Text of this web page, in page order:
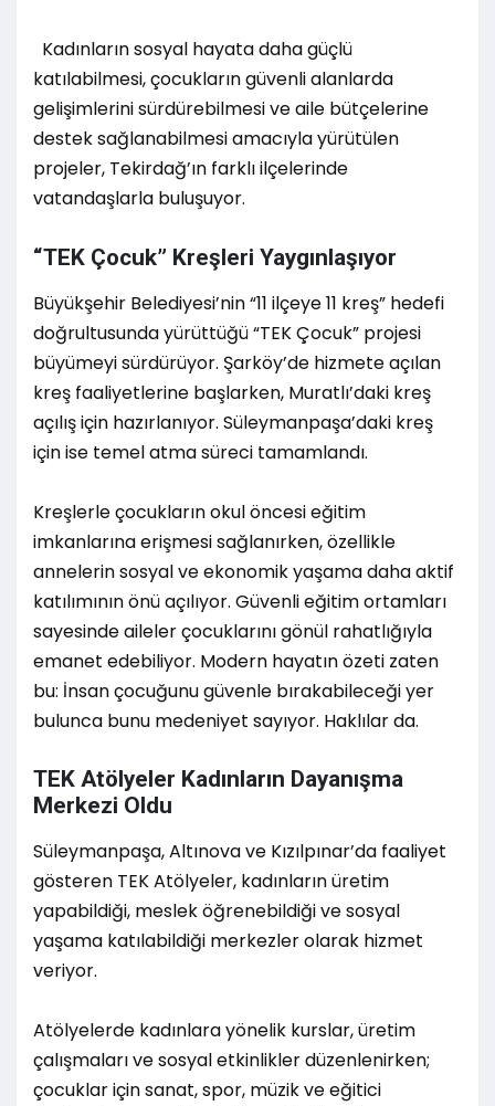
Kadınların sosyal hayata daha güçlü
katılabilmesi, çocukların güvenli alanlarda
gelişimlerini sürdürebilmesi ve aile bütçelerine
destek sağlanabilmesi amacıyla yürütülen
projeler, Tekirdağ’ın farklı ilçelerinde
vatandaşlarla buluşuyor.
“TEK Çocuk” Kreşleri Yaygınlaşıyor
Büyükşehir Belediyesi’nin “11 ilçeye 11 kreş” hedefi
doğrultusunda yürüttüğü “TEK Çocuk” projesi
büyümeyi sürdürüyor. Şarköy’de hizmete açılan
kreş faaliyetlerine başlarken, Muratlı’daki kreş
açılış için hazırlanıyor. Süleymanpaşa’daki kreş
için ise temel atma süreci tamamlandı.
Kreşlerle çocukların okul öncesi eğitim
imkanlarına erişmesi sağlanırken, özellikle
annelerin sosyal ve ekonomik yaşama daha aktif
katılımının önü açılıyor. Güvenli eğitim ortamları
sayesinde aileler çocuklarını gönül rahatlığıyla
emanet edebiliyor. Modern hayatın özeti zaten
bu: İnsan çocuğunu güvenle bırakabileceği yer
bulunca bunu medeniyet sayıyor. Haklılar da.
TEK Atölyeler Kadınların Dayanışma
Merkezi Oldu
Süleymanpaşa, Altınova ve Kızılpınar’da faaliyet
gösteren TEK Atölyeler, kadınların üretim
yapabildiği, meslek öğrenebildiği ve sosyal
yaşama katılabildiği merkezler olarak hizmet
veriyor.
Atölyelerde kadınlara yönelik kurslar, üretim
çalışmaları ve sosyal etkinlikler düzenlenirken;
çocuklar için sanat, spor, müzik ve eğitici